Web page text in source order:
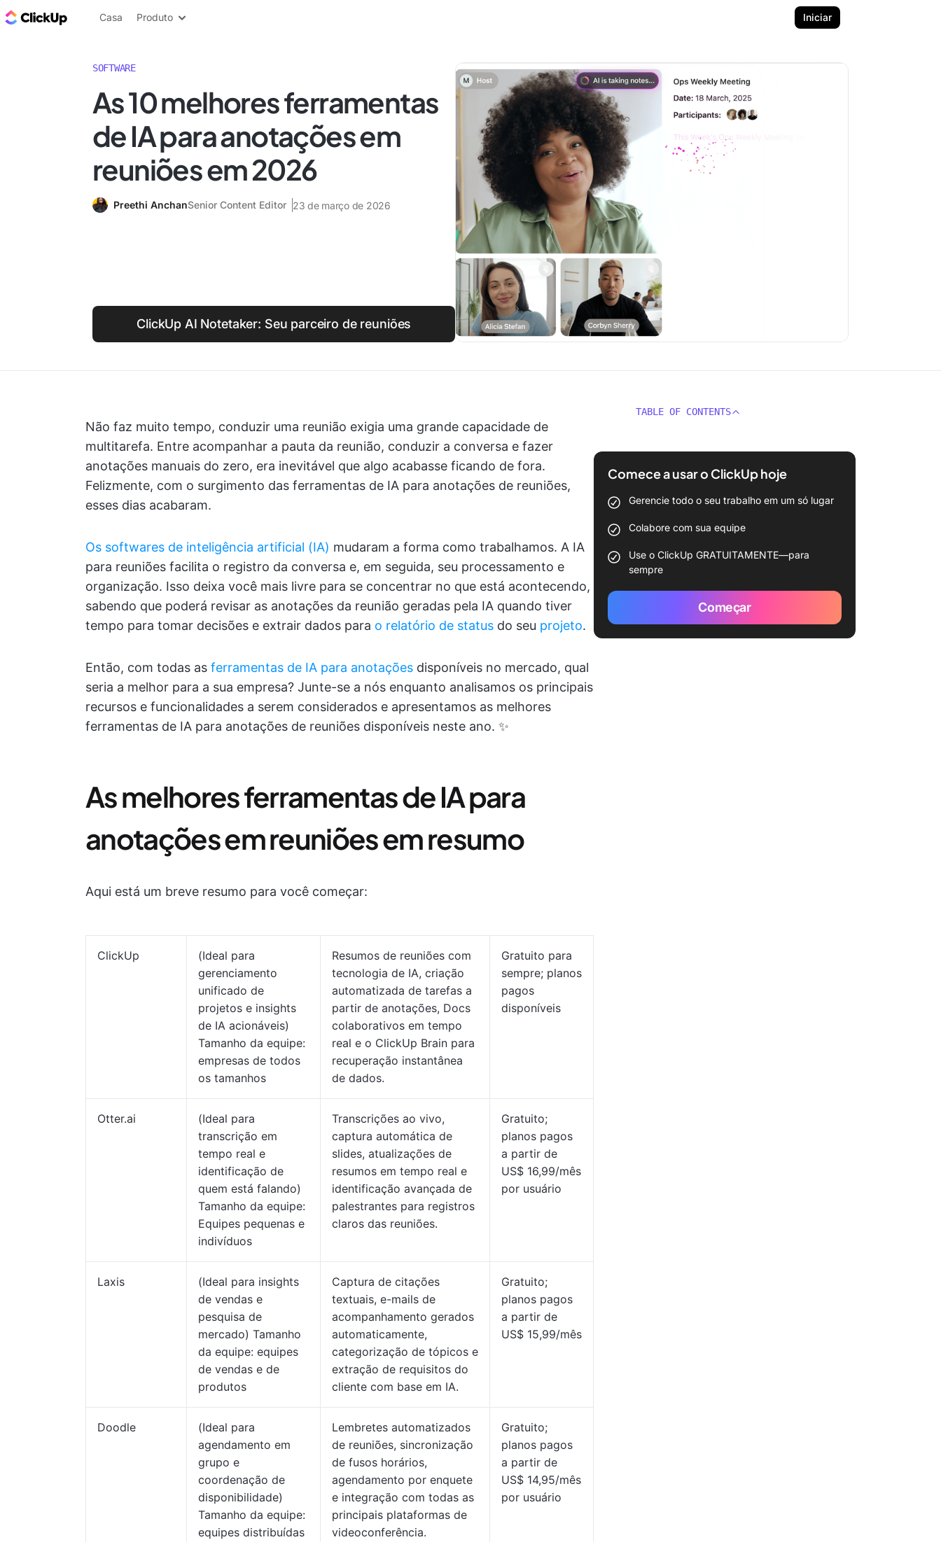
ClickUp Blogue
Casa Produto Iniciar
SOFTWARE
As 10 melhores ferramentas
de IA para anotações em
reuniões em 2026
Preethi AnchanSenior Content Editor 23 de março de 2026
ClickUp AI Notetaker: Seu parceiro de reuniões
Não faz muito tempo, conduzir uma reunião exigia uma grande capacidade de
multitarefa. Entre acompanhar a pauta da reunião, conduzir a conversa e fazer
anotações manuais do zero, era inevitável que algo acabasse ficando de fora.
Felizmente, com o surgimento das ferramentas de IA para anotações de reuniões,
esses dias acabaram.
Os softwares de inteligência artificial (IA) mudaram a forma como trabalhamos. A IA
para reuniões facilita o registro da conversa e, em seguida, seu processamento e
organização. Isso deixa você mais livre para se concentrar no que está acontecendo,
sabendo que poderá revisar as anotações da reunião geradas pela IA quando tiver
tempo para tomar decisões e extrair dados para o relatório de status do seu projeto.
Então, com todas as ferramentas de IA para anotações disponíveis no mercado, qual
seria a melhor para a sua empresa? Junte-se a nós enquanto analisamos os principais
recursos e funcionalidades a serem considerados e apresentamos as melhores
ferramentas de IA para anotações de reuniões disponíveis neste ano. ✨
As melhores ferramentas de IA para
anotações em reuniões em resumo
Aqui está um breve resumo para você começar:
ClickUp
(Ideal para
gerenciamento
unificado de
projetos e insights
de IA acionáveis)
Tamanho da equipe:
empresas de todos
os tamanhos
Resumos de reuniões com
tecnologia de IA, criação
automatizada de tarefas a
partir de anotações, Docs
colaborativos em tempo
real e o ClickUp Brain para
recuperação instantânea
de dados.
Gratuito para
sempre; planos
pagos
disponíveis
Otter.ai
(Ideal para
transcrição em
tempo real e
identificação de
quem está falando)
Tamanho da equipe:
Equipes pequenas e
indivíduos
Transcrições ao vivo,
captura automática de
slides, atualizações de
resumos em tempo real e
identificação avançada de
palestrantes para registros
claros das reuniões.
Gratuito;
planos pagos
a partir de
US$ 16,99/mês
por usuário
Laxis
(Ideal para insights
de vendas e
pesquisa de
mercado) Tamanho
da equipe: equipes
de vendas e de
produtos
Captura de citações
textuais, e-mails de
acompanhamento gerados
automaticamente,
categorização de tópicos e
extração de requisitos do
cliente com base em IA.
Gratuito;
planos pagos
a partir de
US$ 15,99/mês
Doodle
(Ideal para
agendamento em
grupo e
coordenação de
disponibilidade)
Tamanho da equipe:
equipes distribuídas
Lembretes automatizados
de reuniões, sincronização
de fusos horários,
agendamento por enquete
e integração com todas as
principais plataformas de
videoconferência.
Gratuito;
planos pagos
a partir de
US$ 14,95/mês
por usuário
TABLE OF CONTENTS
Comece a usar o ClickUp hoje
Gerencie todo o seu trabalho em um só lugar
Colabore com sua equipe
Use o ClickUp GRATUITAMENTE—para
sempre
Começar